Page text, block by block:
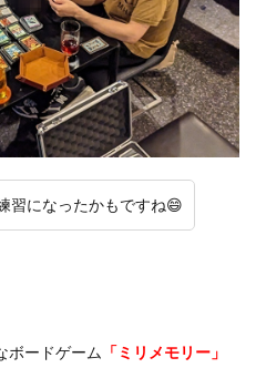
習になったかもですね😄
ボードゲーム 「ミリメモリー」